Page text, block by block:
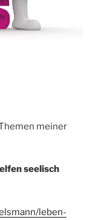
meiner
seelisch
leben-